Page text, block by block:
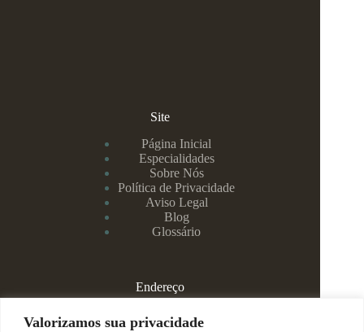
Valorizamos sua privacidade
Site
Página Inicial
Especialidades
Sobre Nós
Política de Privacidade
Aviso Legal
Blog
Glossário
Endereço
Rua Rei Alberto, 108 / 705 - Centro - Juiz de Fora/MG